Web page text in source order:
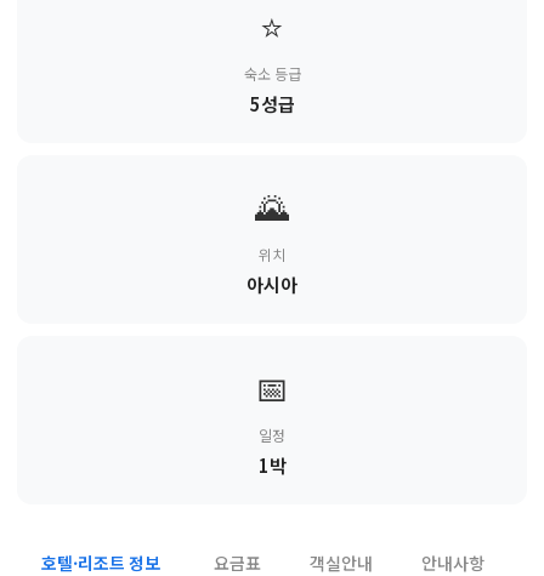
⭐
숙소 등급
5성급
🌄
위치
아시아
📅
일정
1박
호텔·리조트 정보 요금표 객실안내 안내사항